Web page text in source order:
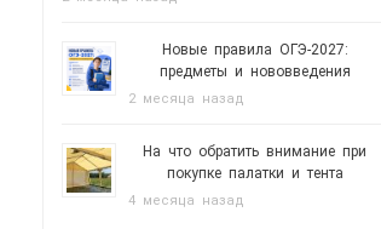
Новые правила ОГЭ-2027:
предметы и нововведения
2 месяца назад
На что обратить внимание при
покупке палатки и тента
4 месяца назад